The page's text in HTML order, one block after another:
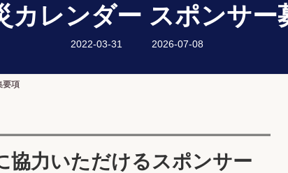
カレンダー スポンサー
2022-03-31
最
新
2026-07-08
要項
協力いただけるスポンサー